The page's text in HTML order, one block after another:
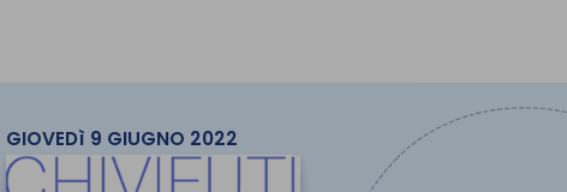
GIOVEDì 9 GIUGNO 2022